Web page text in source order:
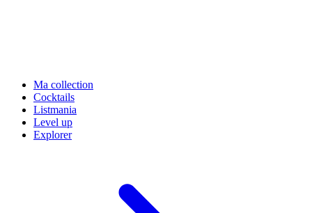
Ma collection
Cocktails
Listmania
Level up
Explorer